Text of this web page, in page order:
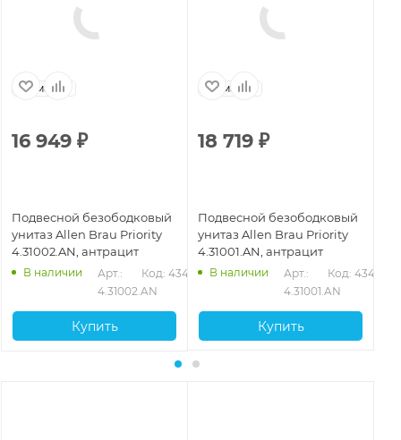
Германия
16 949 ₽
Подвесной безободковый
унитаз Allen Brau Priority
4.31002.AN, антрацит
В наличии
Арт.:
4.31002.AN
Код: 43407
Купить
Германия
18 719 ₽
Подвесной безободковый
унитаз Allen Brau Priority
4.31001.AN, антрацит
В наличии
Арт.:
4.31001.AN
Код: 43405
Купить